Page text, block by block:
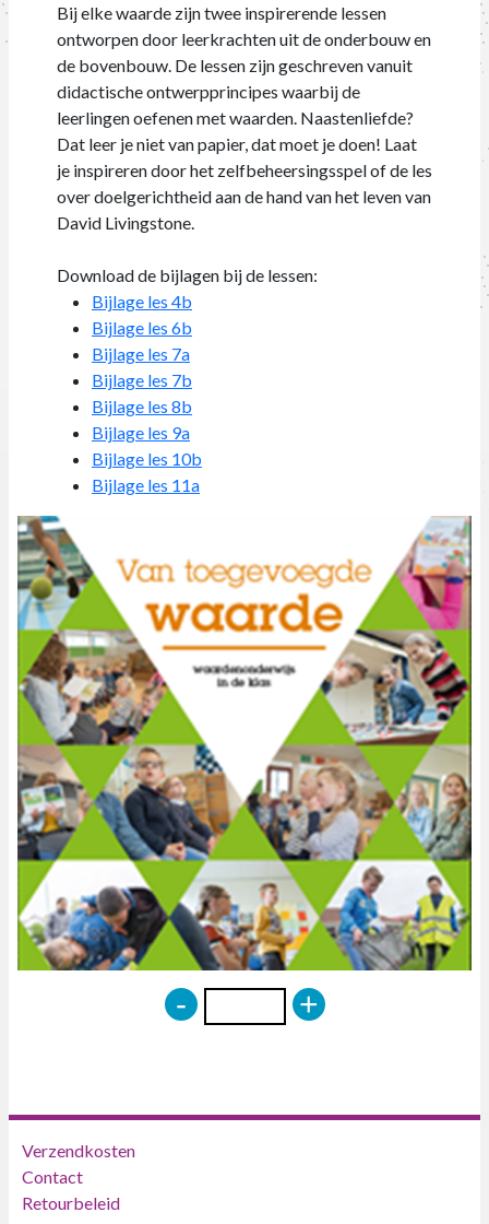
Bij elke waarde zijn twee inspirerende lessen
ontworpen door leerkrachten uit de onderbouw en
de bovenbouw. De lessen zijn geschreven vanuit
didactische ontwerpprincipes waarbij de
leerlingen oefenen met waarden. Naastenliefde?
Dat leer je niet van papier, dat moet je doen! Laat
je inspireren door het zelfbeheersingsspel of de les
over doelgerichtheid aan de hand van het leven van
David Livingstone.
Download de bijlagen bij de lessen:
Bijlage les 4b
Bijlage les 6b
Bijlage les 7a
Bijlage les 7b
Bijlage les 8b
Bijlage les 9a
Bijlage les 10b
Bijlage les 11a
- +
Verzendkosten
Contact
Retourbeleid